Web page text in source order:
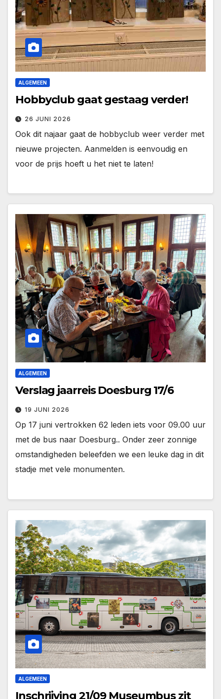
ALGEMEEN
Hobbyclub gaat gestaag verder!
26 JUNI 2026
Ook dit najaar gaat de hobbyclub weer verder met
nieuwe projecten. Aanmelden is eenvoudig en
voor de prijs hoeft u het niet te laten!
ALGEMEEN
Verslag jaarreis Doesburg 17/6
19 JUNI 2026
Op 17 juni vertrokken 62 leden iets voor 09.00 uur
met de bus naar Doesburg.. Onder zeer zonnige
omstandigheden beleefden we een leuke dag in dit
stadje met vele monumenten.
ALGEMEEN
Inschrijving 21/09 Museumbus zit